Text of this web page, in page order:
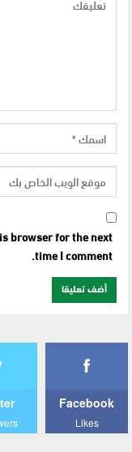
browser for the next
time I comment.
Facebook
Likes